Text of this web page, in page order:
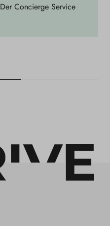
i
e
Der Concierge Service